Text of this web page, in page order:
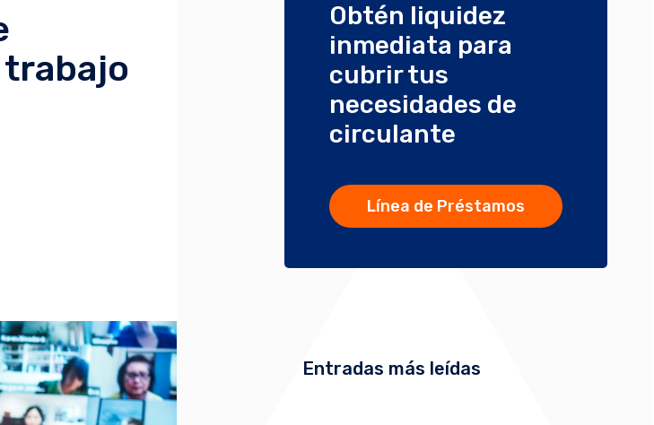
Obtén liquidez
inmediata para
cubrir tus
necesidades de
circulante
Línea de Préstamos
Entradas más leídas